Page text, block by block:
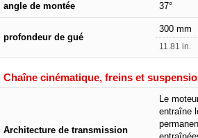
angle de montée 37°
profondeur de gué
300 mm
11.81 in.
Chaîne cinématique, freins et
Architecture de transmission
Le
entraîne